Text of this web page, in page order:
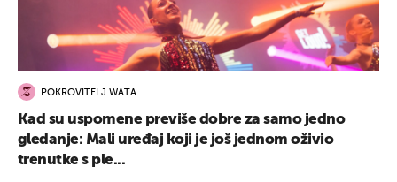
POKROVITELJ WATA
Kad su uspomene previše dobre za samo jedno
gledanje: Mali uređaj koji je još jednom oživio
trenutke s ple...